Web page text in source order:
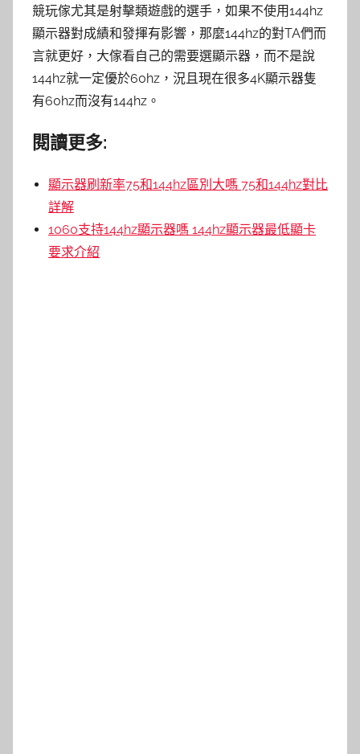
競玩傢尤其是射擊類遊戲的選手，如果不使用144hz
顯示器對成績和發揮有影響，那麼144hz的對TA們而
言就更好，大傢看自己的需要選顯示器，而不是說
144hz就一定優於60hz，況且現在很多4K顯示器隻
有60hz而沒有144hz。
閱讀更多:
顯示器刷新率75和144hz區別大嗎 75和144hz對比
詳解
1060支持144hz顯示器嗎 144hz顯示器最低顯卡
要求介紹